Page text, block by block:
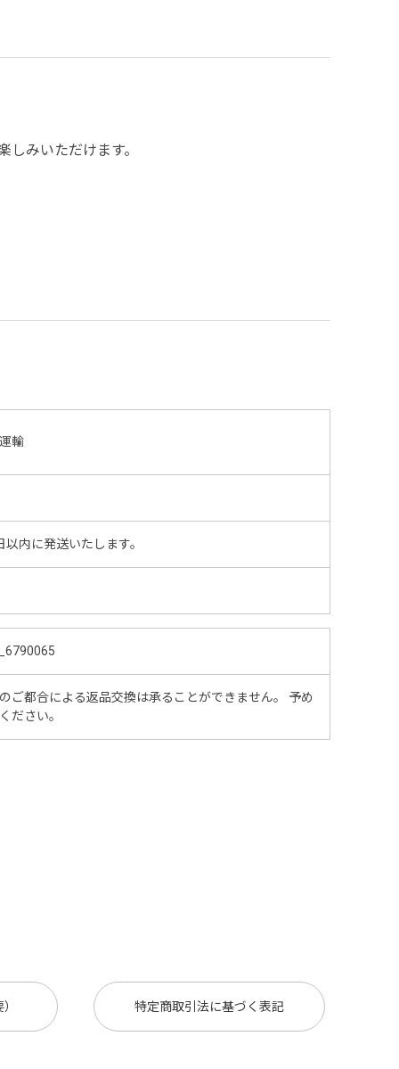
みいただけます。
輸
以内に発送いたします。
ご都合による返品交換は承ることができません。 予め
ださい。
特定商取引法に基づく表記